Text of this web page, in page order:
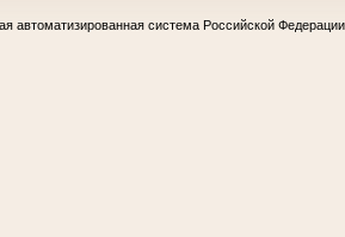
автоматизированная система Российской